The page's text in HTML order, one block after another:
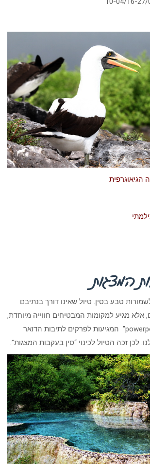
הגיאוגרפית
המצגות
טבע בסין. טיול שאינו דורך בנתיבם
אלא מגיע למקומות המבטיחים חווייה מיוחדת,
ברוח מצגות ה “powerpoint” המגיעות לפרקים לתיבות הדואר
לכן זכה הטיול לכינוי “סין בעקבות המצגות”.